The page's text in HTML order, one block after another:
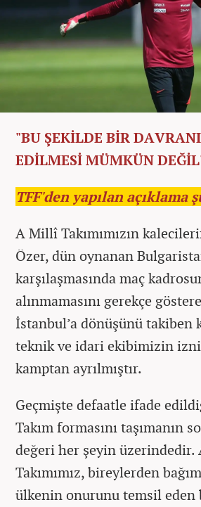
"BU ŞEKİLDE BİR
EDİLMESİ MÜMKÜN
TFF'den yapılan açıklama
A Millî Takımımızın
Özer, dün oynanan
karşılaşmasında maç
alınmamasını gerekçe
İstanbul’a dönüşünü takiben
teknik ve idari ekibimizin izni
kamptan ayrılmıştır.
Geçmişte defaatle ifade
Takım formasını taşımanın
değeri her şeyin
Takımımız, bireylerden
ülkenin onurunu temsil eden